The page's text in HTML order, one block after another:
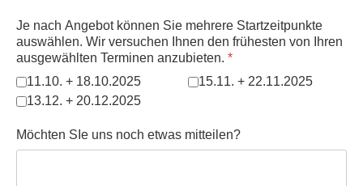
Je nach Angebot können Sie mehrere Startzeitpunkte
auswählen. Wir versuchen Ihnen den frühesten von Ihren
ausgewählten Terminen anzubieten. *
11.10. + 18.10.2025
15.11. + 22.11.2025
13.12. + 20.12.2025
Möchten SIe uns noch etwas mitteilen?